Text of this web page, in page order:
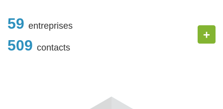
59 entreprises
509 contacts
+